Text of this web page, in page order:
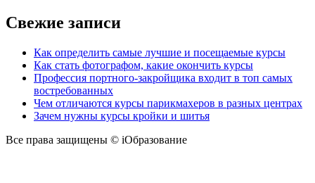
Свежие записи
Как определить самые лучшие и посещаемые курсы
Как стать фотографом, какие окончить курсы
Профессия портного-закройщика входит в топ самых
востребованных
Чем отличаются курсы парикмахеров в разных центрах
Зачем нужны курсы кройки и шитья
Все права защищены © iОбразование